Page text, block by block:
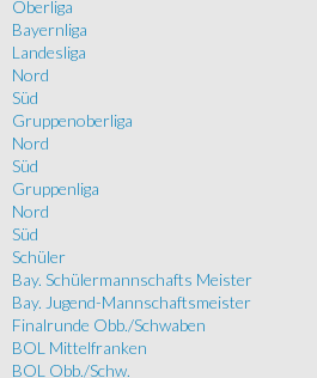
Oberliga
Bayernliga
Landesliga
Nord
Süd
Gruppenoberliga
Nord
Süd
Gruppenliga
Nord
Süd
Schüler
Bay. Schülermannschafts Meister
Bay. Jugend-Mannschaftsmeister
Finalrunde Obb./Schwaben
BOL Mittelfranken
BOL Obb./Schw.